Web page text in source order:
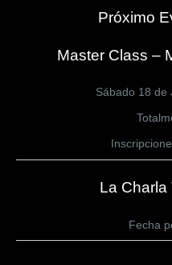
Próximo
Master Class –
Sábado 18 de
La Charla
Fecha